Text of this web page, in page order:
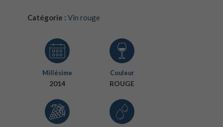
Catégorie : Vin rouge
Millésime
2014
Couleur
ROUGE